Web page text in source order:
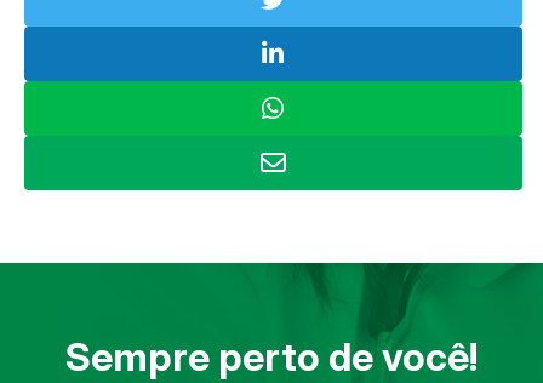
Sempre perto de você!